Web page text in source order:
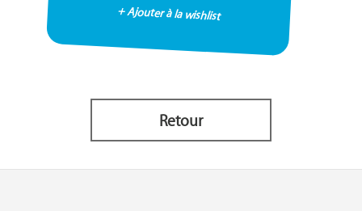
+ Ajouter à la wishlist
Retour